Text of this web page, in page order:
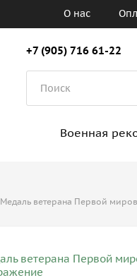
О нас
+7 (905) 716 61-22
Военная
Медаль ветерана Первой